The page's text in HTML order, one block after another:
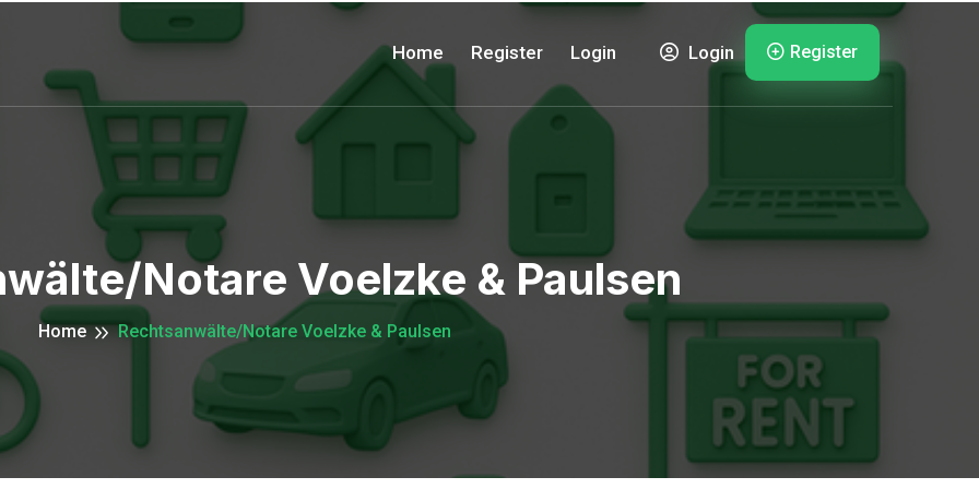
Home Register Login Login Register
Notare Voelzke & Paulsen
Home Rechtsanwälte/Notare Voelzke & Paulsen